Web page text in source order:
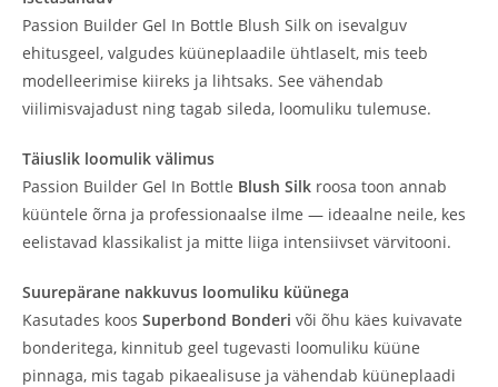
Passion Builder Gel In Bottle Blush Silk on isevalguv
ehitusgeel, valgudes küüneplaadile ühtlaselt, mis teeb
modelleerimise kiireks ja lihtsaks. See vähendab
viilimisvajadust ning tagab sileda, loomuliku tulemuse.
Täiuslik loomulik välimus
Passion Builder Gel In Bottle Blush Silk roosa toon annab
küüntele õrna ja professionaalse ilme — ideaalne neile, kes
eelistavad klassikalist ja mitte liiga intensiivset värvitooni.
Suurepärane nakkuvus loomuliku küünega
Kasutades koos Superbond Bonderi või õhu käes kuivavate
bonderitega, kinnitub geel tugevasti loomuliku küüne
pinnaga, mis tagab pikaealisuse ja vähendab küüneplaadi